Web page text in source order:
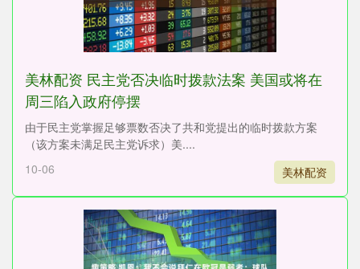
美林配资 民主党否决临时拨款法案 美国或将在
周三陷入政府停摆
由于民主党掌握足够票数否决了共和党提出的临时拨款方案
（该方案未满足民主党诉求）美....
10-06
美林配资